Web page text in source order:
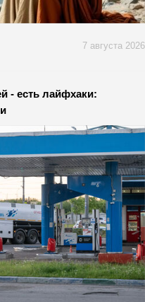
7 августа 2026
- есть лайфхаки: